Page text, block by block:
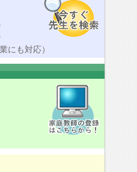
にも対応）